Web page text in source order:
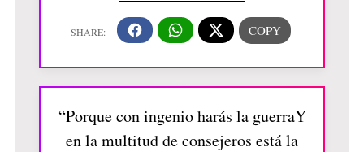
“Porque con ingenio harás la guerraY
en la multitud de consejeros está la